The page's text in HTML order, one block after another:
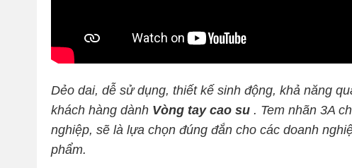
Dẻo dai, dễ sử dụng, thiết kế sinh động, khả năng
khách hàng dành Vòng tay cao su . Tem nhãn 3A
nghiệp, sẽ là lựa chọn đúng đắn cho các doanh
phẩm.